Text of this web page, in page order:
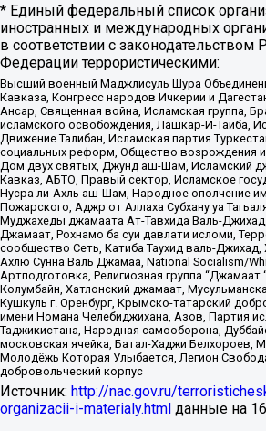
* Единый федеральный список
иностранных и международных
в соответствии с законодательством
Федерации террористическими:
Высший военный Маджлисуль Шура
Кавказа, Конгресс народов Ичкерии и
Ансар, Священная война, Исламская группа,
исламского освобождения, Лашкар-И-Тайба,
Движение Талибан, Исламская партия
социальных реформ, Общество возрождения
Дом двух святых, Джунд аш-Шам, Исламский
Кавказ, АБТО, Правый сектор, Исламское
Нусра ли-Ахль аш-Шам, Народное ополчение
Пожарского, Аджр от Аллаха Субхану уа
Муджахеды джамаата Ат-Тавхида Валь-
Джамаат, Рохнамо ба суи давлати исломи,
сообщество Сеть, Катиба Таухид валь-
Ахлю Сунна Валь Джамаа, National Socialism/
Артподготовка, Религиозная группа “Джамаат
Колумбайн, Хатлонский джамаат,
Кушкуль г. Оренбург, Крымско-татарский
имени Номана Челебиджихана, Азов, Партия
Таджикистана, Народная самооборона,
московская ячейка, Батал-Хаджи Белхороев,
Молодёжь Которая Улыбается, Легион
добровольческий корпус
Источник: http://nac.gov.ru/
organizacii-i-materialy.html данные на